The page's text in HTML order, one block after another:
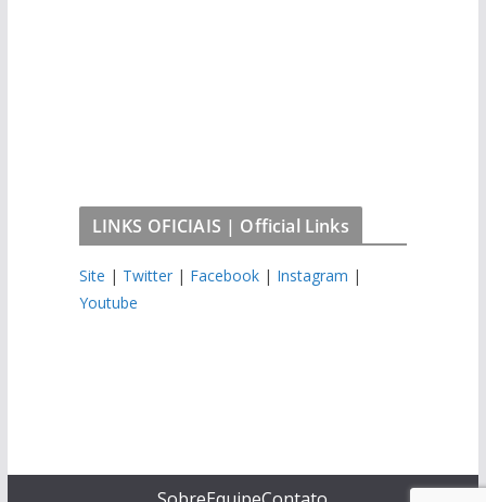
LINKS OFICIAIS | Official Links
Site | Twitter| Facebook| Instagram |
Youtube